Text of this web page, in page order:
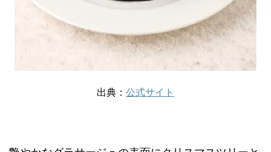
出典： 公式サイト